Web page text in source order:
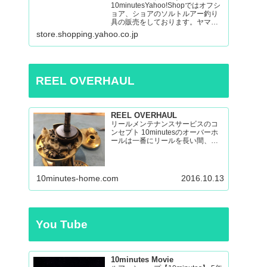
10minutesYahoo!Shopではオフシ
ョア、ショアのソルトルアー釣り
具の販売をしております。ヤマガ
ブランクス、ネイチャーボーイ
ズ、パッションズ、マシオな
ど:10minutes Yahoo!Shop – 通販 –
store.shopping.yahoo.co.jp
REEL OVERHAUL
REEL OVERHAUL
リールメンテナンスサービスのコ
ンセプト 10minutesのオーバーホ
ールは一番にリールを長い間、い
ルの原因はケミカルの劣化による
パーツの保護機能の...
10minutes-home.com 2016.10.13
You Tube
10minutes Movie